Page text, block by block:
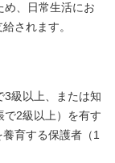
め、日常生活にお
されます。
3級以上、または知
で2級以上）を有す
育する保護者（1